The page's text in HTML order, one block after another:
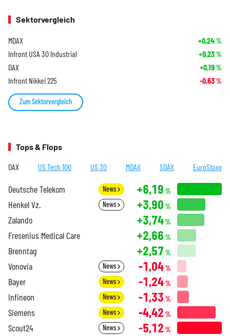
Sektorvergleich
MDAX +0,24%
Infront USA 30 Industrial +0,23%
DAX +0,19%
Infront Nikkei 225 -0,63%
Zum Sektorvergleich
Tops & Flops
DAX US Tech 100 US 30 MDAX SDAX EuroStoxx
Deutsche Telekom News +6,19 %
Henkel Vz. News +3,90 %
Zalando +3,74%
Fresenius Medical Care +2,66 %
Brenntag +2,57 %
Vonovia News -1,04%
Bayer News -1,24%
Infineon News -1,33 %
Siemens News -4,42 %
Scout24 News -5,12 %